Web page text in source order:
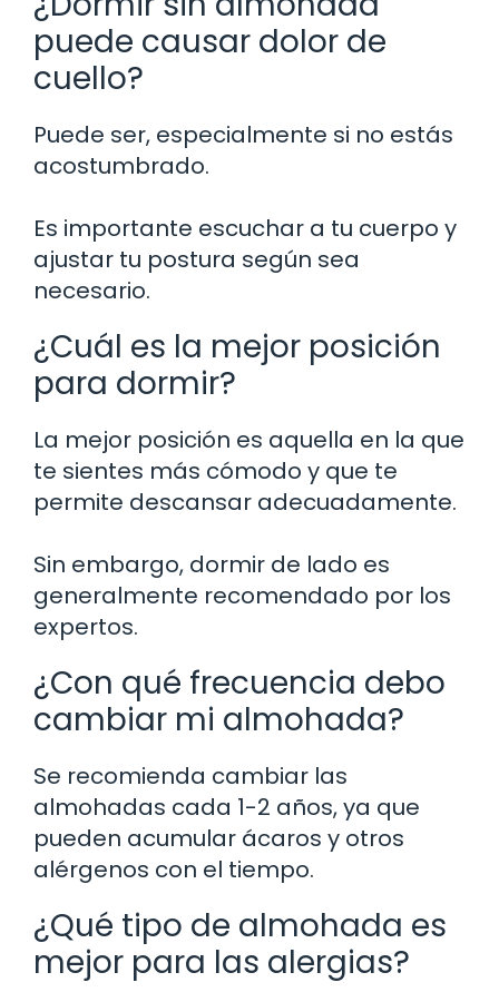
puede causar dolor de
cuello?
Puede ser, especialmente si no estás
acostumbrado.
Es importante escuchar a tu cuerpo y
ajustar tu postura según sea
necesario.
¿Cuál es la mejor posición
para dormir?
La mejor posición es aquella en la que
te sientes más cómodo y que te
permite descansar adecuadamente.
Sin embargo, dormir de lado es
generalmente recomendado por los
expertos.
¿Con qué frecuencia debo
cambiar mi almohada?
Se recomienda cambiar las
almohadas cada 1-2 años, ya que
pueden acumular ácaros y otros
alérgenos con el tiempo.
¿Qué tipo de almohada es
mejor para las alergias?